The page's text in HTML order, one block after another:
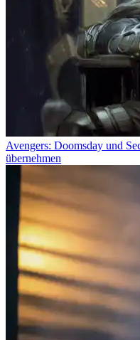
Avengers: Doomsday und
übernehmen